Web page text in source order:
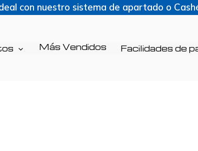
con nuestro sistema de apartado o
Más Vendidos Facilidades de